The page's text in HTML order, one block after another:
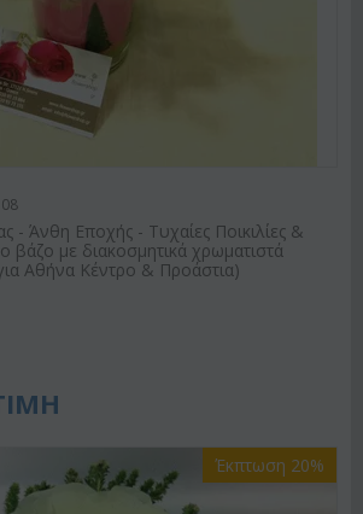
- Άνθη Εποχής - Τυχαίες Ποικιλίες &
βάζο με διακοσμητικά χρωματιστά
Αθήνα Κέντρο & Προάστια)
Έκπτωση 20%